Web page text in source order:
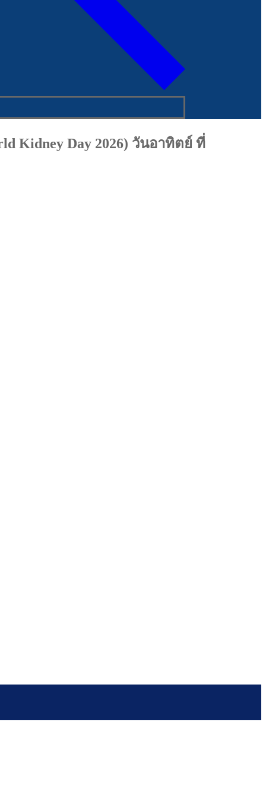
Kidney Day 2026) วันอาทิตย์ ที่